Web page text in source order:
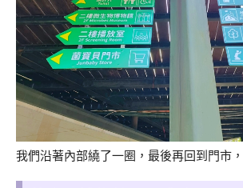
我們沿著內部繞了一圈，最後再回到門市